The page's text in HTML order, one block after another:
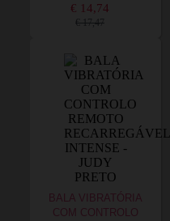
€ 14,74
€ 17,47
BALA VIBRATÓRIA
COM CONTROLO